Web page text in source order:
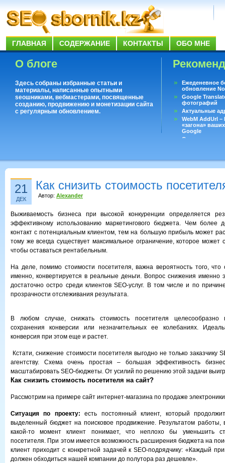
ГЛАВНАЯ СОДЕРЖАНИЕ КОНТАКТЫ ОБО МНЕ
О блоге
Здесь собраны избранные статьи и
материалы, написанные опытными
seoшниками, вебмастерами, посвященные
созданию, продвижению и монетизации сайта
с регулярным обновлением.
Ежеденевное
обновление
Google
фотографий
Актуальные
WebM AddUrl
«загона»
Google
Существует
21
ДЕК
Как снизить стоимость
Автор: Alexander
Выживаемость бизнеса при высокой конкуренции определяется
эффективному использованию маркетингового бюджета. Чем более
контакт с потенциальным клиентом, тем на большую прибыль может
тому же всегда существует максимальное ограничение, которое может
чтобы оставаться рентабельным.
На деле, помимо стоимости посетителя, важна вероятность того,
именно, конвертируется в реальные деньги. Вопрос снижения именно
достаточно остро среди клиентов SEO-услуг. В том числе и по
прозрачности отслеживания результата.
В любом случае, снижать стоимость посетителя целесообразно
сохранения конверсии или незначительных ее колебаниях.
конверсия при этом еще и растет.
Кстати, снижение стоимости посетителя выгодно не только заказчику
агентству. Схема очень простая – большая эффективность
масштабировать SEO-бюджеты. От усилий по решению этой задачи
Как снизить стоимость посетителя на сайт?
Рассмотрим на примере сайт интернет-магазина по продаже
Ситуация по проекту: есть постоянный клиент, который
выделенный бюджет на поисковое продвижение. Результатом работы,
какой-то момент клиент понимает, что неплохо бы уменьшить
посетителя. При этом имеется возможность расширения бюджета на
клиент приходит с конкретной задачей к SEO-подрядчику: «Каждый
должен обходиться нашей компании до полутора раз дешевле».